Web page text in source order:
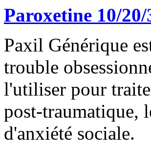
Paroxetine 10/
Paxil Générique
trouble
l'utiliser pour
post-traumatique,
d'anxiété sociale.